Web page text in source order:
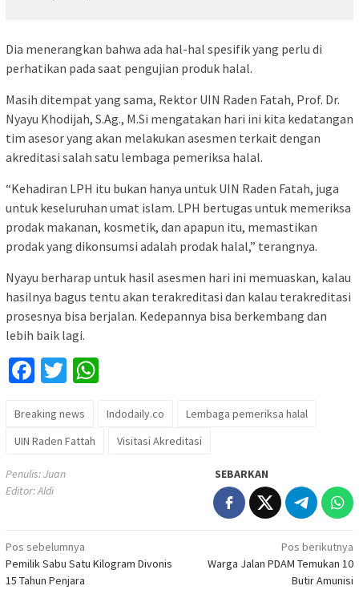
Dia menerangkan bahwa ada hal-hal spesifik yang perlu di
perhatikan pada saat pengujian produk halal.
Masih ditempat yang sama, Rektor UIN Raden Fatah, Prof. Dr.
Nyayu Khodijah, S.Ag., M.Si mengatakan hari ini kita kedatangan
tim asesor yang akan melakukan asesmen terkait dengan
akreditasi salah satu lembaga pemeriksa halal.
“Kehadiran LPH itu bukan hanya untuk UIN Raden Fatah, juga
untuk keseluruhan umat islam. LPH bertugas untuk memeriksa
prodak makanan, kosmetik, dan apapun itu, memastikan
prodak yang dikonsumsi adalah prodak halal,” terangnya.
Nyayu berharap untuk hasil asesmen hari ini memuaskan, kalau
hasilnya bagus tentu akan terakreditasi dan kalau terakreditasi
prosesnya bisa berjalan. Kedepannya bisa berkembang dan
lebih baik lagi.
Facebook
Twitter
Breaking news Indodaily.co
Lembaga pemeriksa halal
UIN Raden Fattah
Visitasi Akreditasi
Penulis: Juan
Editor: Aldi
SEBARKAN
Navigasi
pos
Pos sebelumnya
Pemilik Sabu Satu Kilogram Divonis
15 Tahun Penjara
Pos berikutnya
Warga Jalan PDAM Temukan 10
Butir Amunisi